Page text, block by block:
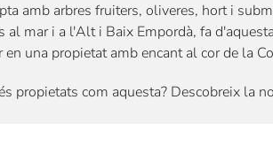
amb arbres fruiters, oliveres, hort i
al mar i a l'Alt i Baix Empordà, fa
una propietat amb encant al cor de la
propietats com aquesta? Descobreix la